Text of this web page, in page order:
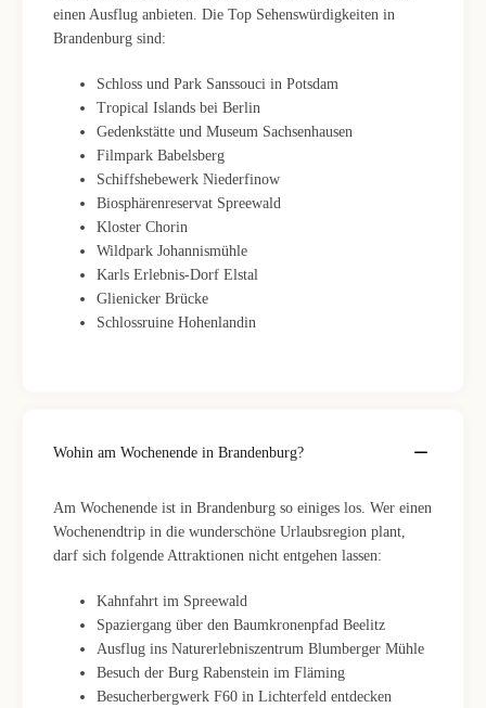
einen Ausflug anbieten. Die Top Sehenswürdigkeiten in
Brandenburg sind:
Schloss und Park Sanssouci in Potsdam
Tropical Islands bei Berlin
Gedenkstätte und Museum Sachsenhausen
Filmpark Babelsberg
Schiffshebewerk Niederfinow
Biosphärenreservat Spreewald
Kloster Chorin
Wildpark Johannismühle
Karls Erlebnis-Dorf Elstal
Glienicker Brücke
Schlossruine Hohenlandin
Wohin am Wochenende in Brandenburg?
Am Wochenende ist in Brandenburg so einiges los. Wer einen
Wochenendtrip in die wunderschöne Urlaubsregion plant,
darf sich folgende Attraktionen nicht entgehen lassen:
Kahnfahrt im Spreewald
Spaziergang über den Baumkronenpfad Beelitz
Ausflug ins Naturerlebniszentrum Blumberger Mühle
Besuch der Burg Rabenstein im Fläming
Besucherbergwerk F60 in Lichterfeld entdecken